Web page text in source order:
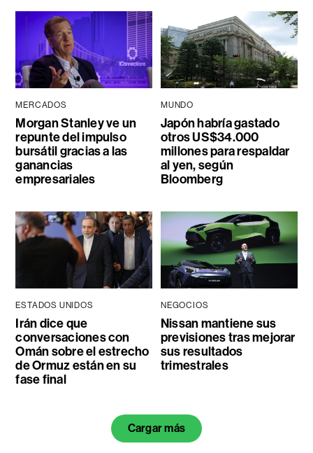
MERCADOS
Morgan Stanley ve un
repunte del impulso
bursátil gracias a las
ganancias
empresariales
MUNDO
Japón habría gastado
otros US$34.000
millones para respaldar
al yen, según
Bloomberg
ESTADOS UNIDOS
Irán dice que
conversaciones con
Omán sobre el estrecho
de Ormuz están en su
fase final
NEGOCIOS
Nissan mantiene sus
previsiones tras mejorar
sus resultados
trimestrales
Cargar más